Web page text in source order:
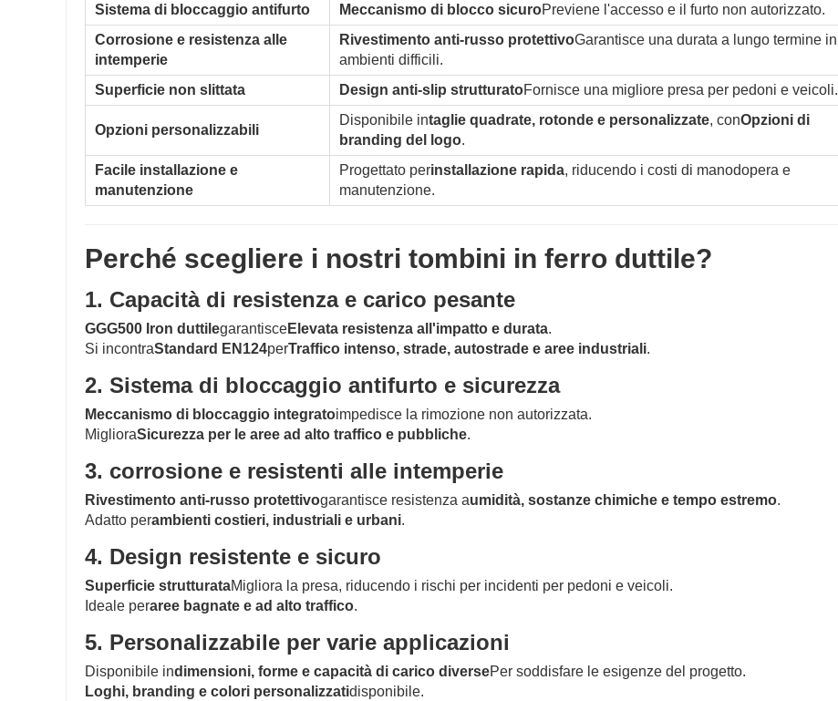
Sistema di bloccaggio antifurto
Meccanismo di blocco sicuroPreviene l'accesso e il furto non autorizzato.
Corrosione e resistenza alle
intemperie
Rivestimento anti-russo protettivoGarantisce una durata a lungo termine in
ambienti difficili.
Superficie non slittata
Design anti-slip strutturatoFornisce una migliore presa per pedoni e veicoli.
Opzioni personalizzabili
Disponibile intaglie quadrate, rotonde e personalizzate, conOpzioni di
branding del logo.
Facile installazione e
manutenzione
Progettato perinstallazione rapida, riducendo i costi di manodopera e
manutenzione.
Perché scegliere i nostri tombini in ferro duttile?
1. Capacità di resistenza e carico pesante
GGG500 Iron duttilegarantisceElevata resistenza all'impatto e durata.
Si incontraStandard EN124perTraffico intenso, strade, autostrade e aree industriali.
2. Sistema di bloccaggio antifurto e sicurezza
Meccanismo di bloccaggio integratoimpedisce la rimozione non autorizzata.
MiglioraSicurezza per le aree ad alto traffico e pubbliche.
3. corrosione e resistenti alle intemperie
Rivestimento anti-russo protettivogarantisce resistenza aumidità, sostanze chimiche e tempo estremo.
Adatto perambienti costieri, industriali e urbani.
4. Design resistente e sicuro
Superficie strutturataMigliora la presa, riducendo i rischi per incidenti per pedoni e veicoli.
Ideale peraree bagnate e ad alto traffico.
5. Personalizzabile per varie applicazioni
Disponibile indimensioni, forme e capacità di carico diversePer soddisfare le esigenze del progetto.
Loghi, branding e colori personalizzatidisponibile.